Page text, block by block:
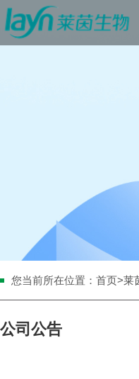
您当前所在位置： 首页>莱
公司公告